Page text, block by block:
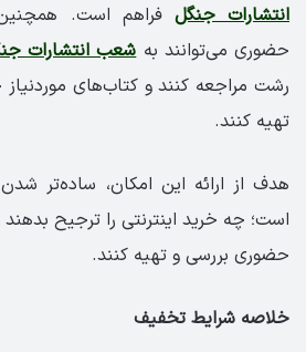
انتشارات جنگل فراهم است.
حضوری می‌توانند بهشعب انتشارات
تهیه کنند.
هدف از ارائه این امکان، ساده‌تر
است؛ چه خرید اینترنتی را ترجیح
حضوری بررسی و تهیه کنند.
خلاصه شرایط تخفیف